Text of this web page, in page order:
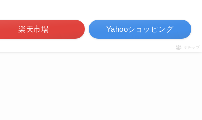
楽天市場 Yahooショッピング
ポチップ